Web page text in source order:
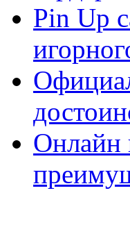
Pin Up
Онлайн